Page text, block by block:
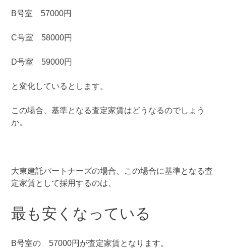
B号室 57000円
C号室 58000円
D号室 59000円
と変化しているとします。
この場合、基準となる査定家賃はどうなるのでしょう
か。
大東建託パートナーズの場合、この場合に基準となる査
定家賃として採用するのは、
最も安くなっている
B号室の 57000円が査定家賃となります。